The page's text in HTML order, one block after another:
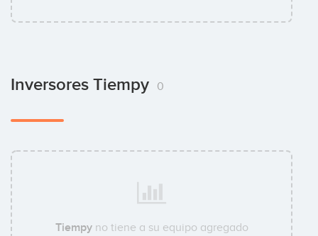
Inversores Tiempy 0
Tiempyno tiene a su equipo agregado